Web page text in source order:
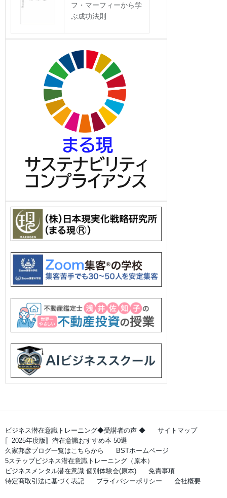
フ・マーフィーから学
ぶ成功法則
ビジネス潜在意識トレーニング◆受講者の声 ◆
サイトマップ
〚2025年度版〛潜在意識おすすめ本 50選
久家邦彦ブログ一覧はこちらから
BSTホームページ
5ステップビジネス潜在意識トレーニング（原本）
ビジネスメンタル潜在意識 個別体験会(原本)
免責事項
特定商取引法に基づく表記
プライバシーポリシー 会社概要